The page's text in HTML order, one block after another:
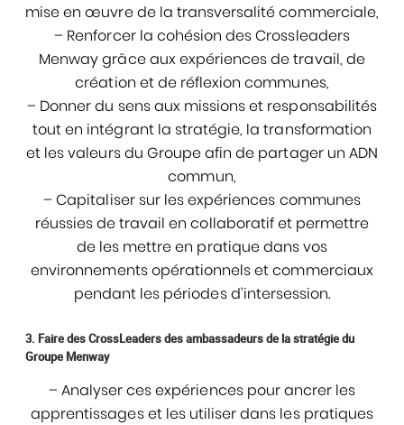
mise en œuvre de la transversalité commerciale,
– Renforcer la cohésion des Crossleaders
Menway grâce aux expériences de travail, de
création et de réflexion communes,
– Donner du sens aux missions et responsabilités
tout en intégrant la stratégie, la transformation
et les valeurs du Groupe afin de partager un ADN
commun,
– Capitaliser sur les expériences communes
réussies de travail en collaboratif et permettre
de les mettre en pratique dans vos
environnements opérationnels et commerciaux
pendant les périodes d’intersession.
3. Faire des CrossLeaders des ambassadeurs de la stratégie du
Groupe Menway
– Analyser ces expériences pour ancrer les
apprentissages et les utiliser dans les pratiques